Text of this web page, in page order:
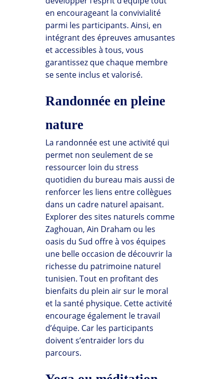
en encourageant la convivialité
parmi les participants. Ainsi, en
intégrant des épreuves amusantes
et accessibles à tous, vous
garantissez que chaque membre
se sente inclus et valorisé.
Randonnée en pleine
nature
La randonnée est une activité qui
permet non seulement de se
ressourcer loin du stress
quotidien du bureau mais aussi de
renforcer les liens entre collègues
dans un cadre naturel apaisant.
Explorer des sites naturels comme
Zaghouan, Ain Draham ou les
oasis du Sud offre à vos équipes
une belle occasion de découvrir la
richesse du patrimoine naturel
tunisien. Tout en profitant des
bienfaits du plein air sur le moral
et la santé physique. Cette activité
encourage également le travail
d’équipe. Car les participants
doivent s’entraider lors du
parcours.